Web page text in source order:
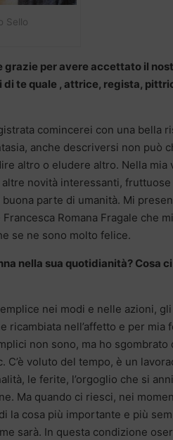
Sello
grazie per avere accettato il
te quale , attrice, regista,
comincerei con una bella
anche descriversi non può
altro o eludere altro. Nella
altre novità interessanti,
parte di umanità. Mi
Romana Fragale che
se ne sono molto felice.
nella sua quotidianità? Cosa
nei modi e nelle azioni,
ricambiata nell’affetto e per
non sono, ma ho
C’è voluto del tempo, è un
le ferite, l’orgoglio che si
Ma quando ci riesci, nei
la cosa più importante e più
sarà. In questa condizione